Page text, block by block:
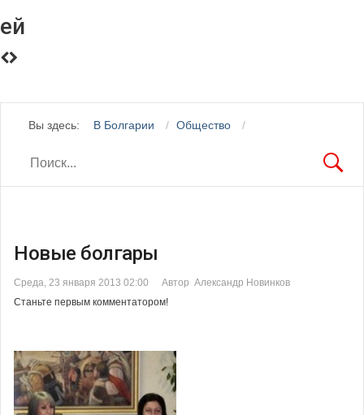
ей
Вы здесь: В Болгарии Общество
Новые болгары
Среда, 23 января 2013 02:00
Автор Александр Новинков
Станьте первым комментатором!